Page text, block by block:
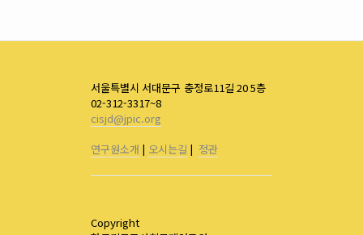
서울특별시 서대문구 충정로11길 20 5층
02-312-3317~8
cisjd@jpic.org
연구원소개 | 오시는길 | 정관
Copyright